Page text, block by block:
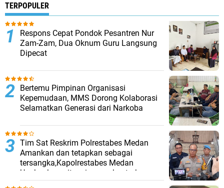
TERPOPULER
Respons Cepat Pondok Pesantren Nur
Zam-Zam, Dua Oknum Guru Langsung
Dipecat
Bertemu Pimpinan Organisasi
Kepemudaan, MMS Dorong Kolaborasi
Selamatkan Generasi dari Narkoba
Tim Sat Reskrim Polrestabes Medan
Amankan dan tetapkan sebagai
tersangka,Kapolrestabes Medan
Ungkapkan, situasi pasca bentrokan
telah kembali kondusif.